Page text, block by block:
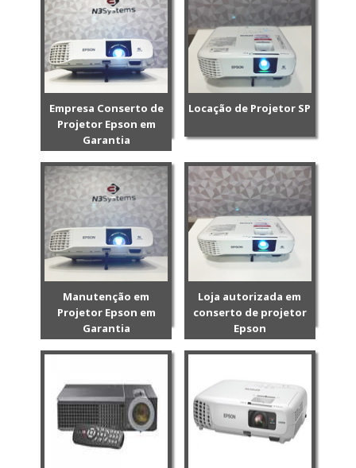
Empresa Conserto de
Projetor Epson em
Garantia
Locação de Projetor SP
Manutenção em
Projetor Epson em
Garantia
Loja autorizada em
conserto de projetor
Epson